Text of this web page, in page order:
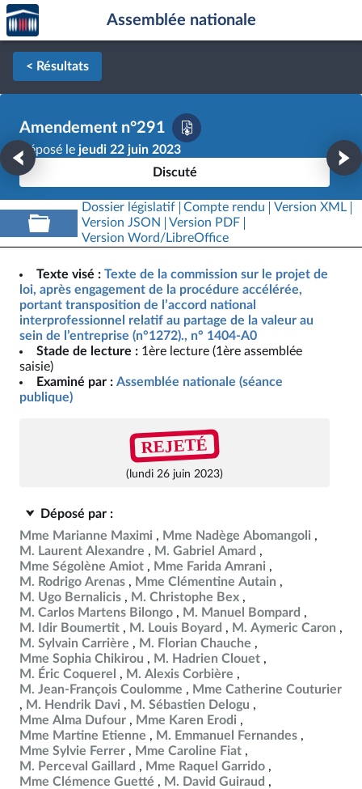
Aller au contenu
Aller en bas de la page
Accèder
à la
page
d'accueil
Assemblée nationale
< Résultats
Amendement n°291
Déposé le jeudi 22 juin 2023
Discuté
Dossier législatif Compte rendu
Version XML
Version JSON
Version PDF
Version Word/LibreOffice
Texte visé : Texte de la commission sur le projet de
loi, après engagement de la procédure accélérée,
portant transposition de l’accord national
interprofessionnel relatif au partage de la valeur au
sein de l’entreprise (n°1272)., n° 1404-A0
Stade de lecture : 1ère lecture (1ère assemblée
saisie)
Examiné par : Assemblée nationale (séance
publique)
REJETÉ
(lundi 26 juin 2023)
Déposé par :
Mme Marianne Maximi
Mme Nadège Abomangoli
M. Laurent Alexandre
M. Gabriel Amard
Mme Ségolène Amiot
Mme Farida Amrani
M. Rodrigo Arenas
Mme Clémentine Autain
M. Ugo Bernalicis
M. Christophe Bex
M. Carlos Martens Bilongo
M. Manuel Bompard
M. Idir Boumertit
M. Louis Boyard
M. Aymeric Caron
M. Sylvain Carrière
M. Florian Chauche
Mme Sophia Chikirou
M. Hadrien Clouet
M. Éric Coquerel
M. Alexis Corbière
M. Jean-François Coulomme
Mme Catherine Couturier
M. Hendrik Davi
M. Sébastien Delogu
Mme Alma Dufour
Mme Karen Erodi
Mme Martine Etienne
M. Emmanuel Fernandes
Mme Sylvie Ferrer
Mme Caroline Fiat
M. Perceval Gaillard
Mme Raquel Garrido
Mme Clémence Guetté
M. David Guiraud